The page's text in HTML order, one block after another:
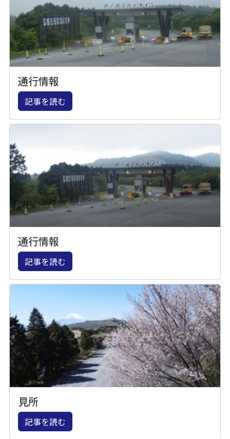
通行情報
記事を読む
通行情報
記事を読む
見所
記事を読む